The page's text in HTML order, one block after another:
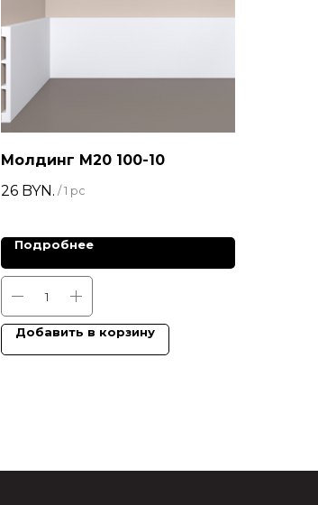
Молдинг М20 100-10
26 BYN. / 1 pc
Подробнее
Добавить в корзину